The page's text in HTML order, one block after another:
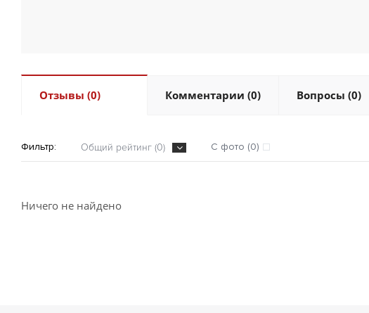
Отзывы (0) Комментарии (0) Вопросы (0)
Фильтр: Общий рейтинг (0) С фото (0)
Ничего не найдено